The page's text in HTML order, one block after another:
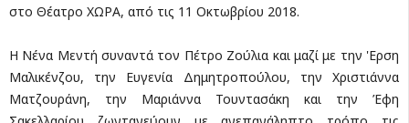
στο Θέατρο ΧΩΡΑ, από τις 11 Οκτωβρίου 2018.
Η Νένα Μεντή συναντά τον Πέτρο Ζούλια και μαζί με την 'Ερση
Μαλικένζου, την Ευγενία Δημητροπούλου, την Χριστιάννα
Ματζουράνη, την Μαριάννα Τουντασάκη και την Έφη